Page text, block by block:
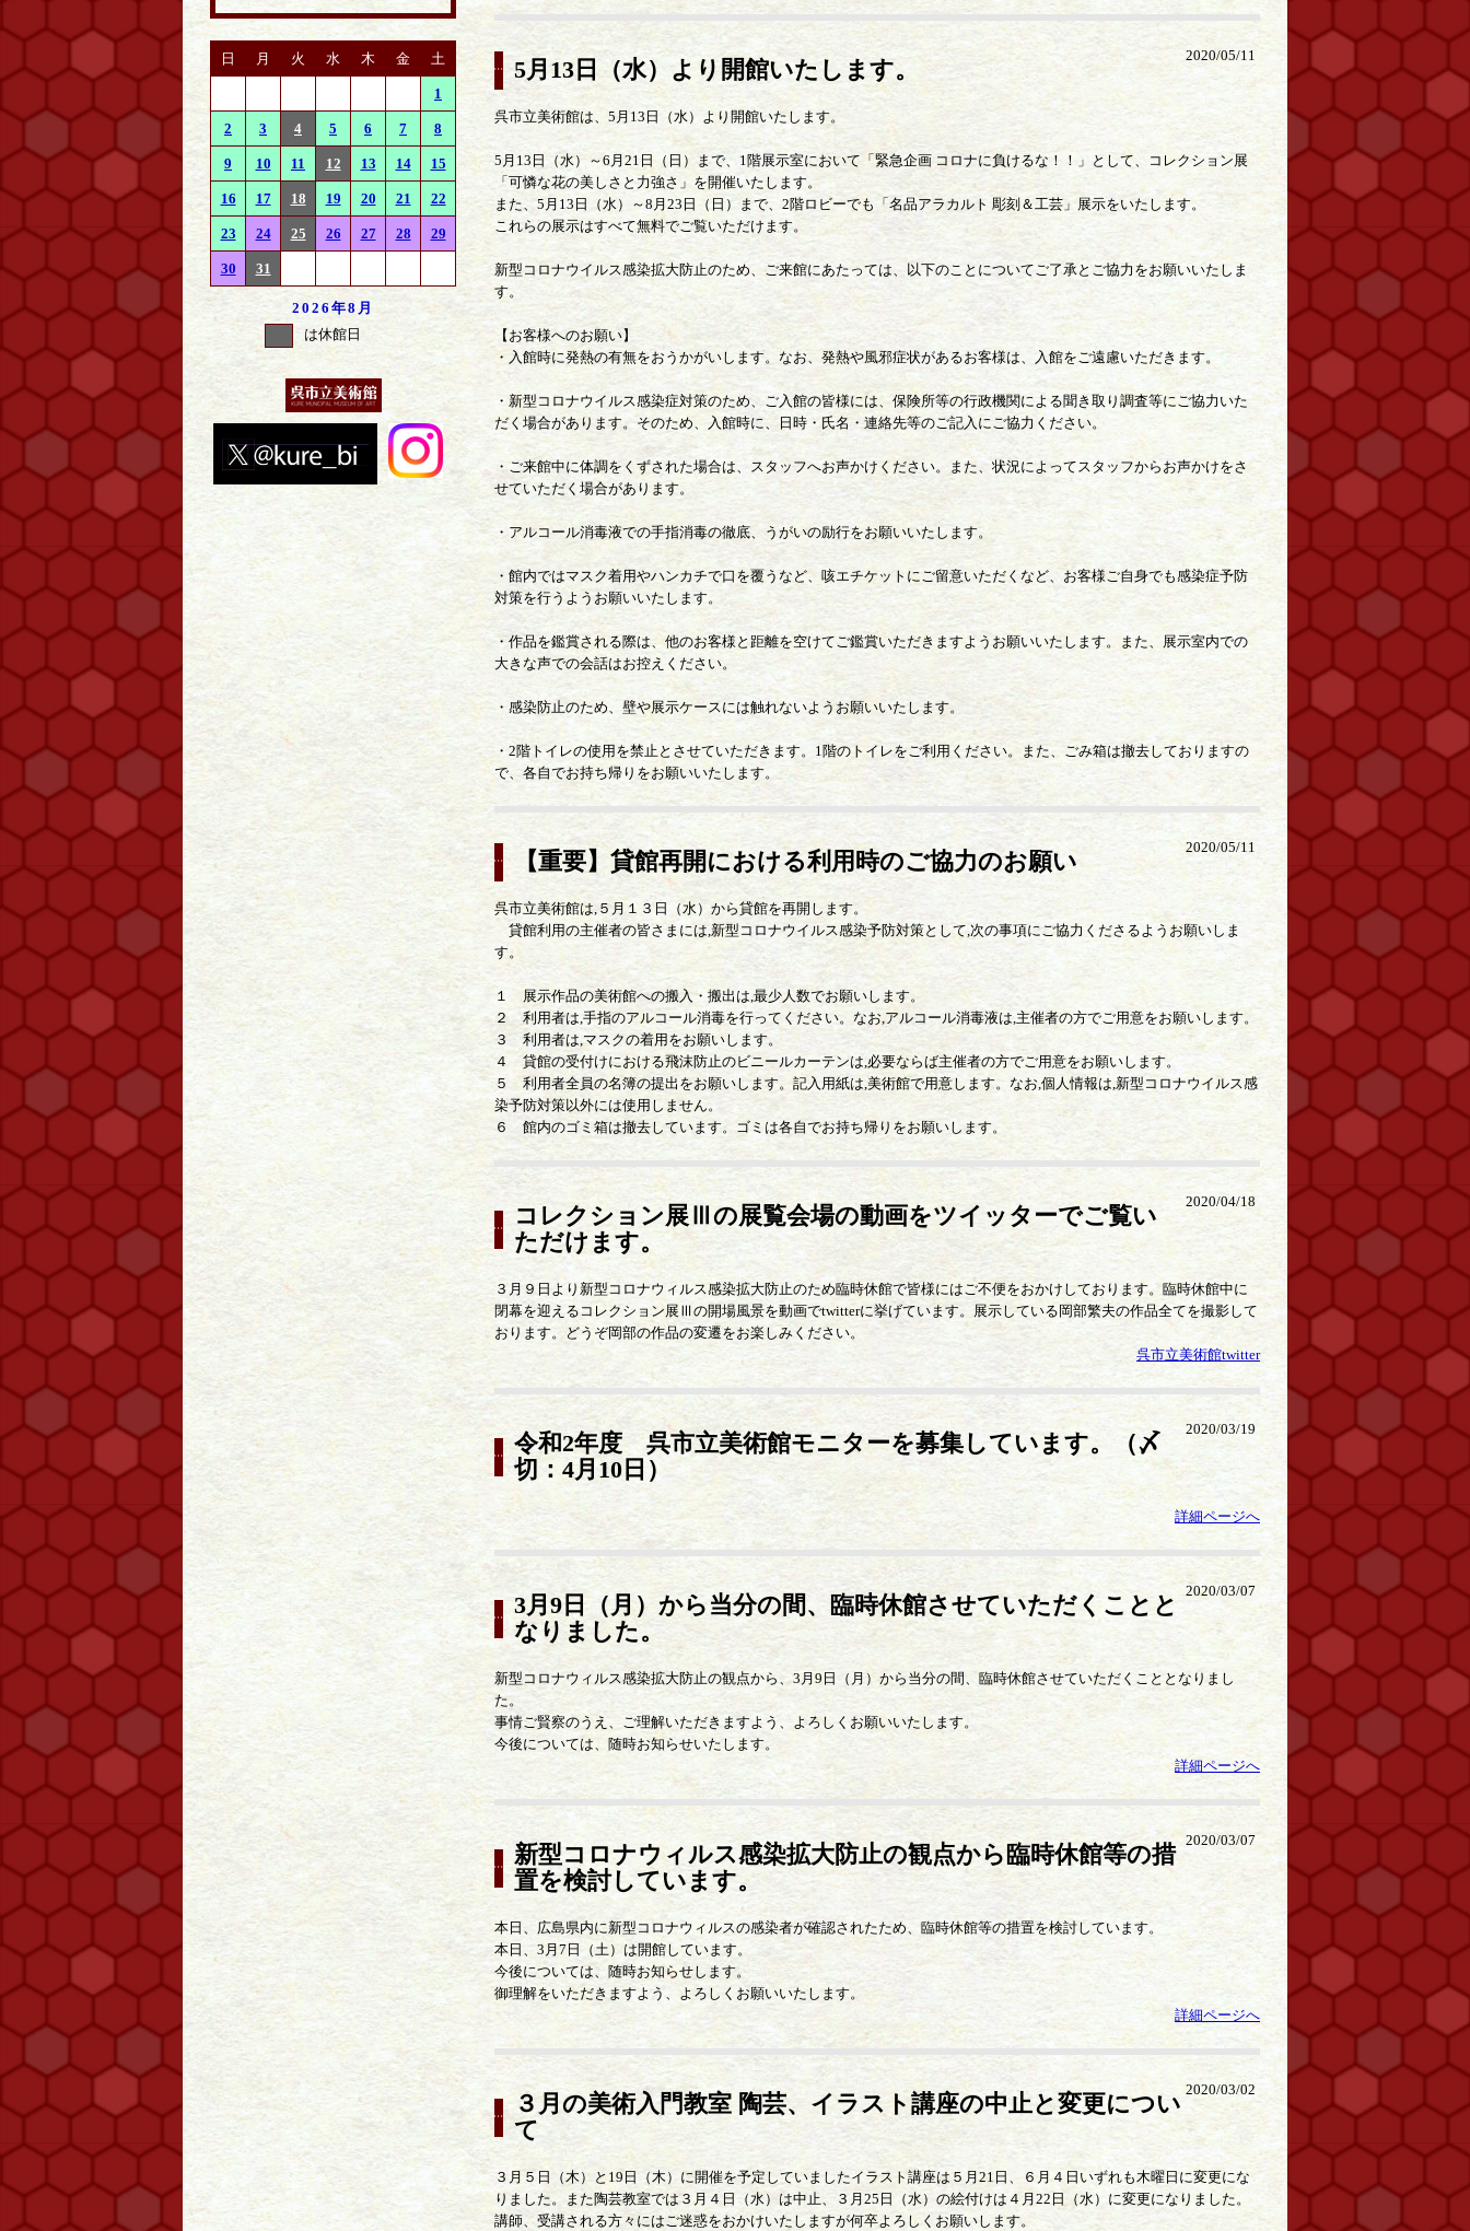
日 月 火 水 木 金 土
1
2 3 4 5 6 7 8
9 10 11 12 13 14 15
16 17 18 19 20 21 22
23 24 25 26 27 28 29
30 31
2026年8月
は休館日
2020/05/11
5月13日（水）より開館いたします。
呉市立美術館は、5月13日（水）より開館いたします。
5月13日（水）～6月21日（日）まで、1階展示室において「緊急企画 コロナに負けるな！！」として、コレクション展
「可憐な花の美しさと力強さ」を開催いたします。
また、5月13日（水）～8月23日（日）まで、2階ロビーでも「名品アラカルト 彫刻＆工芸」展示をいたします。
これらの展示はすべて無料でご覧いただけます。
新型コロナウイルス感染拡大防止のため、ご来館にあたっては、以下のことについてご了承とご協力をお願いいたしま
す。
【お客様へのお願い】
・入館時に発熱の有無をおうかがいします。なお、発熱や風邪症状があるお客様は、入館をご遠慮いただきます。
・新型コロナウイルス感染症対策のため、ご入館の皆様には、保険所等の行政機関による聞き取り調査等にご協力いた
だく場合があります。そのため、入館時に、日時・氏名・連絡先等のご記入にご協力ください。
・ご来館中に体調をくずされた場合は、スタッフへお声かけください。また、状況によってスタッフからお声かけをさ
せていただく場合があります。
・アルコール消毒液での手指消毒の徹底、うがいの励行をお願いいたします。
・館内ではマスク着用やハンカチで口を覆うなど、咳エチケットにご留意いただくなど、お客様ご自身でも感染症予防
対策を行うようお願いいたします。
・作品を鑑賞される際は、他のお客様と距離を空けてご鑑賞いただきますようお願いいたします。また、展示室内での
大きな声での会話はお控えください。
・感染防止のため、壁や展示ケースには触れないようお願いいたします。
・2階トイレの使用を禁止とさせていただきます。1階のトイレをご利用ください。また、ごみ箱は撤去しておりますの
で、各自でお持ち帰りをお願いいたします。
2020/05/11
【重要】貸館再開における利用時のご協力のお願い
呉市立美術館は,５月１３日（水）から貸館を再開します。
貸館利用の主催者の皆さまには,新型コロナウイルス感染予防対策として,次の事項にご協力くださるようお願いしま
す。
１ 展示作品の美術館への搬入・搬出は,最少人数でお願いします。
２ 利用者は,手指のアルコール消毒を行ってください。なお,アルコール消毒液は,主催者の方でご用意をお願いします。
３ 利用者は,マスクの着用をお願いします。
４ 貸館の受付けにおける飛沫防止のビニールカーテンは,必要ならば主催者の方でご用意をお願いします。
５ 利用者全員の名簿の提出をお願いします。記入用紙は,美術館で用意します。なお,個人情報は,新型コロナウイルス感
染予防対策以外には使用しません。
６ 館内のゴミ箱は撤去しています。ゴミは各自でお持ち帰りをお願いします。
2020/04/18
コレクション展Ⅲの展覧会場の動画をツイッターでご覧い
ただけます。
３月９日より新型コロナウィルス感染拡大防止のため臨時休館で皆様にはご不便をおかけしております。臨時休館中に
閉幕を迎えるコレクション展Ⅲの開場風景を動画でtwitterに挙げています。展示している岡部繁夫の作品全てを撮影して
おります。どうぞ岡部の作品の変遷をお楽しみください。
呉市立美術館twitter
2020/03/19
令和2年度 呉市立美術館モニターを募集しています。（〆
切：4月10日）
詳細ページへ
2020/03/07
3月9日（月）から当分の間、臨時休館させていただくことと
なりました。
新型コロナウィルス感染拡大防止の観点から、3月9日（月）から当分の間、臨時休館させていただくこととなりまし
た。
事情ご賢察のうえ、ご理解いただきますよう、よろしくお願いいたします。
今後については、随時お知らせいたします。
詳細ページへ
2020/03/07
新型コロナウィルス感染拡大防止の観点から臨時休館等の措
置を検討しています。
本日、広島県内に新型コロナウィルスの感染者が確認されたため、臨時休館等の措置を検討しています。
本日、3月7日（土）は開館しています。
今後については、随時お知らせします。
御理解をいただきますよう、よろしくお願いいたします。
詳細ページへ
2020/03/02
３月の美術入門教室 陶芸、イラスト講座の中止と変更につい
て
３月５日（木）と19日（木）に開催を予定していましたイラスト講座は５月21日、６月４日いずれも木曜日に変更にな
りました。また陶芸教室では３月４日（水）は中止、３月25日（水）の絵付けは４月22日（水）に変更になりました。
講師、受講される方々にはご迷惑をおかけいたしますが何卒よろしくお願いします。